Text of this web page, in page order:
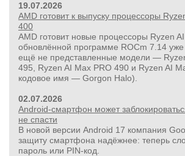
19.07.2026
AMD готовит к выпуску процессоры
400
AMD готовит новые процессоры Ryzen
обновлённой программе ROCm 7.14
ещё не представленные модели —
495, Ryzen AI Max PRO 490 и Ryzen AI
кодовое имя — Gorgon Halo).
02.07.2026
Android-смартфон может
не спасти
В новой версии Android 17 компания
защиту смартфона надёжнее: теперь
пароль или PIN‑код.